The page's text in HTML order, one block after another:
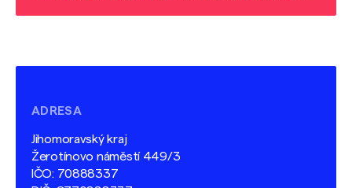
ADRESA
Jihomoravský kraj
Žerotínovo náměstí 449/3
IČO: 70888337